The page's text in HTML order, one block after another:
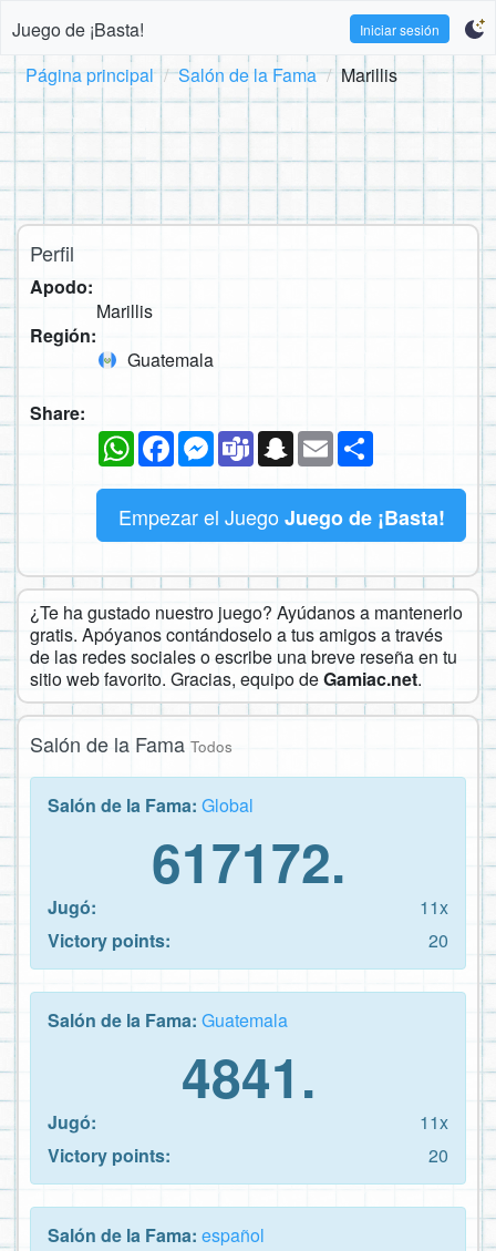
Juego de ¡Basta! Iniciar sesión
Página principal Salón de la Fama Marillis
Perfil
Apodo:
Marillis
Región:
Guatemala
Share:
WhatsAppFacebookMessenger
TeamsSnapchat
Email
Empezar el Juego Juego de ¡Basta!
¿Te ha gustado nuestro juego? Ayúdanos a mantenerlo
gratis. Apóyanos contándoselo a tus amigos a través
de las redes sociales o escribe una breve reseña en tu
sitio web favorito. Gracias, equipo deGamiac.net.
Salón de la Fama Todos
Salón de la Fama: Global
617172.
Jugó:
11x
Victory points:
20
Salón de la Fama: Guatemala
4841.
Jugó:
11x
Victory points:
20
Salón de la Fama: español